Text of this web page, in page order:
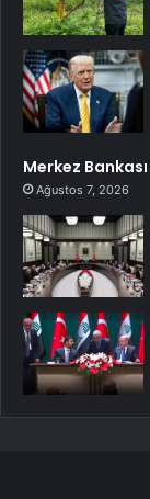
Merkez
Ağustos 7, 2026